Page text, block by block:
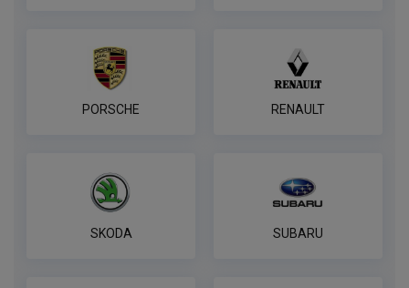
PORSCHE RENAULT
SKODA SUBARU